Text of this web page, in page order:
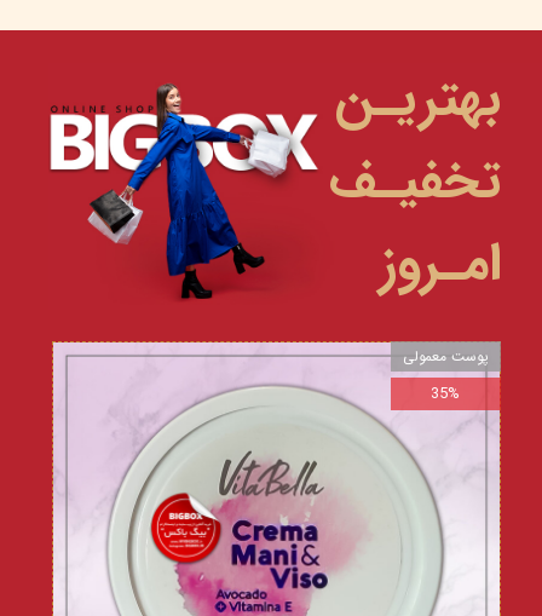
بهتریـن
تخفیـف
امـروز
پوست معمولی
35%